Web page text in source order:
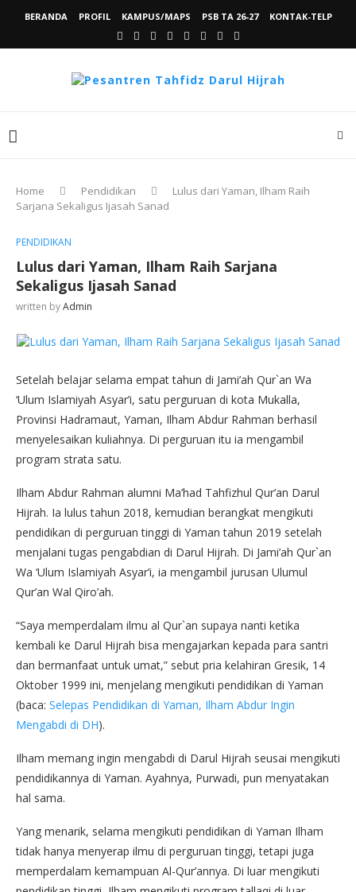
BERANDA PROFIL KAMPUS/MAPS PSB TA 26-27 KONTAK-TELP
Home Pendidikan
Lulus dari Yaman, Ilham Raih
Sarjana Sekaligus Ijasah Sanad
PENDIDIKAN
Lulus dari Yaman, Ilham Raih Sarjana
Sekaligus Ijasah Sanad
written byAdmin
Setelah belajar selama empat tahun di Jami’ah Qur`an Wa
‘Ulum Islamiyah Asyar’i, satu perguruan di kota Mukalla,
Provinsi Hadramaut, Yaman, Ilham Abdur Rahman berhasil
menyelesaikan kuliahnya. Di perguruan itu ia mengambil
program strata satu.
Ilham Abdur Rahman alumni Ma’had Tahfizhul Qur’an Darul
Hijrah. Ia lulus tahun 2018, kemudian berangkat mengikuti
pendidikan di perguruan tinggi di Yaman tahun 2019 setelah
menjalani tugas pengabdian di Darul Hijrah. Di Jami’ah Qur`an
Wa ‘Ulum Islamiyah Asyar’i, ia mengambil jurusan Ulumul
Qur’an Wal Qiro’ah.
“Saya memperdalam ilmu al Qur`an supaya nanti ketika
kembali ke Darul Hijrah bisa mengajarkan kepada para santri
dan bermanfaat untuk umat,” sebut pria kelahiran Gresik, 14
Oktober 1999 ini, menjelang mengikuti pendidikan di Yaman
(baca: Selepas Pendidikan di Yaman, Ilham Abdur Ingin
Mengabdi di DH).
Ilham memang ingin mengabdi di Darul Hijrah seusai mengikuti
pendidikannya di Yaman. Ayahnya, Purwadi, pun menyatakan
hal sama.
Yang menarik, selama mengikuti pendidikan di Yaman Ilham
tidak hanya menyerap ilmu di perguruan tinggi, tetapi juga
memperdalam kemampuan Al-Qur’annya. Di luar mengikuti